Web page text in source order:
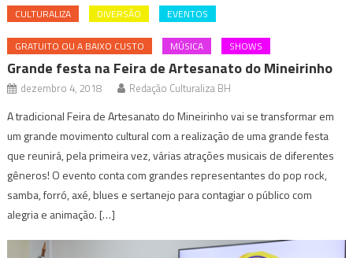
CULTURALIZA DIVERSÃO EVENTOS
GRATUITO OU A BAIXO CUSTO MÚSICA SHOWS
Grande festa na Feira de Artesanato do Mineirinho
dezembro 4, 2018 Redação Culturaliza BH
A tradicional Feira de Artesanato do Mineirinho vai se transformar em
um grande movimento cultural com a realização de uma grande festa
que reunirá, pela primeira vez, várias atrações musicais de diferentes
gêneros! O evento conta com grandes representantes do pop rock,
samba, forró, axé, blues e sertanejo para contagiar o público com
alegria e animação. […]